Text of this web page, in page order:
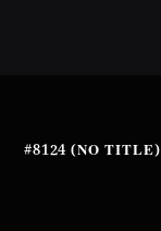
#8124 (NO TITLE)